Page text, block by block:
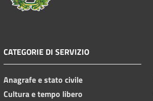
CATEGORIE DI SERVIZIO
Anagrafe e stato civile
Cultura e tempo libero